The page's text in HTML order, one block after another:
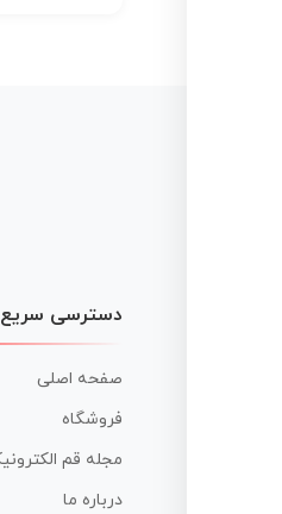
دسترسی سریع
صفحه اصلی
فروشگاه
مجله قم
درباره ما